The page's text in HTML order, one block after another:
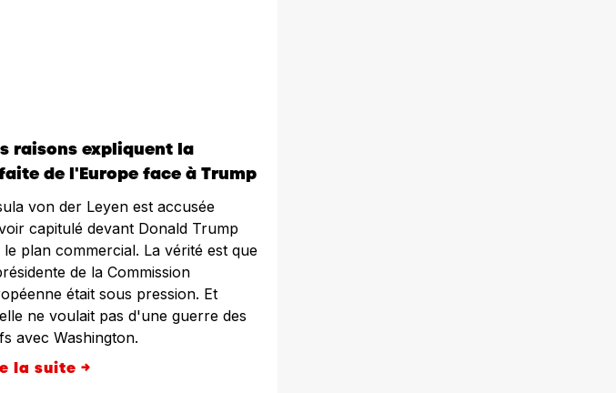
raisons expliquent la
de l'Europe face à Trump
von der Leyen est accusée
capitulé devant Donald Trump
plan commercial. La vérité est que
de la Commission
était sous pression. Et
ne voulait pas d'une guerre des
avec Washington.
la suite →